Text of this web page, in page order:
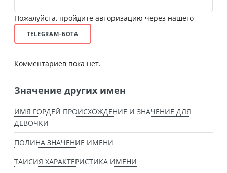
Пожалуйста, пройдите авторизацию через нашего
TELEGRAM-БОТА
Комментариев пока нет.
Значение других имен
ИМЯ ГОРДЕЙ ПРОИСХОЖДЕНИЕ И ЗНАЧЕНИЕ ДЛЯ
ДЕВОЧКИ
ПОЛИНА ЗНАЧЕНИЕ ИМЕНИ
ТАИСИЯ ХАРАКТЕРИСТИКА ИМЕНИ